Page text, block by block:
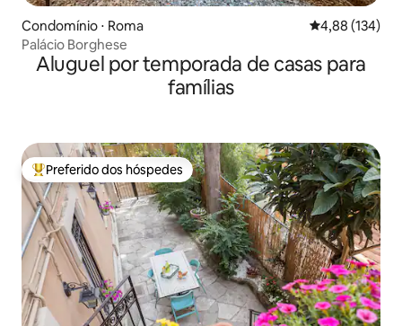
Condomínio ⋅ Roma 4,88 de uma
4,88 (134)
Palácio Borghese
Aluguel por temporada de casas para
famílias
Entre os melhores preferidos dos hóspedes
Preferido dos hóspedes